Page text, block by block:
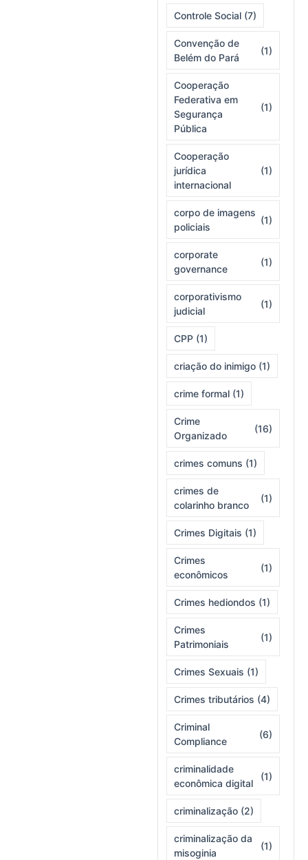
Controle Social (7)
Convenção de
Belém do Pará
(1)
Cooperação
Federativa em
Segurança
Pública
(1)
Cooperação
jurídica
internacional
(1)
corpo de imagens
policiais
(1)
corporate
governance
(1)
corporativismo
judicial
(1)
CPP (1)
criação do inimigo (1)
crime formal (1)
Crime
Organizado
(16)
crimes comuns (1)
crimes de
colarinho branco
(1)
Crimes Digitais (1)
Crimes
econômicos
(1)
Crimes hediondos (1)
Crimes
Patrimoniais
(1)
Crimes Sexuais (1)
Crimes tributários (4)
Criminal
Compliance
(6)
criminalidade
econômica digital
(1)
criminalização (2)
criminalização da
misoginia
(1)